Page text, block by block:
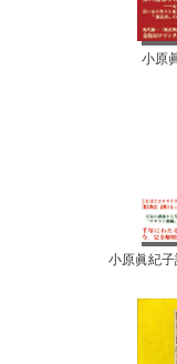
小原
小原眞紀